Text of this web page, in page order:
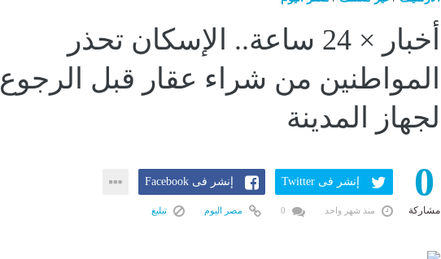
أخبار × 24 ساعة.. الإسكان تحذر
المواطنين من شراء عقار قبل الرجوع
لجهاز المدينة
0
مشاركة
إنشر فى Twitter إنشر فى Facebook
منذ شهر واحد مصر اليوم تبليغ